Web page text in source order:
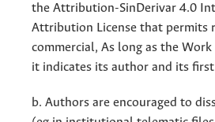
the Attribution-SinDerivar 4.0
Attribution License that permits
commercial, As long as the
it indicates its author and its
b. Authors are encouraged to